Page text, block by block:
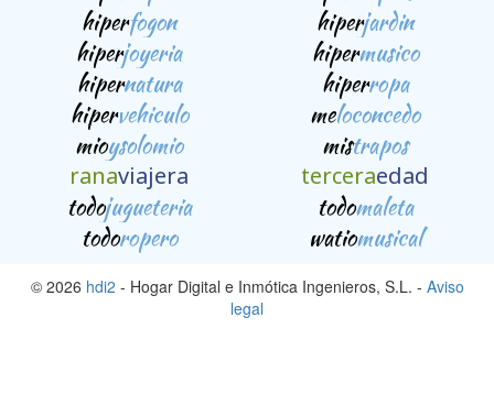
hiperfogon hiperjardin
hiperjoyeria hipermusico
hipernatura hiperropa
hipervehiculo meloconcedo
mioysolomio mistrapos
ranaviajera terceraedad
todojugueteria todomaleta
todoropero watiomusical
© 2026 hdi2 - Hogar Digital e Inmótica Ingenieros, S.L. - Aviso
legal